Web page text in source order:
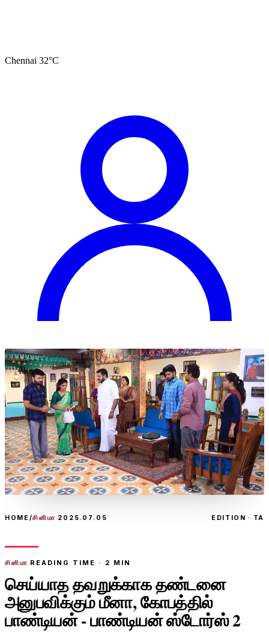
Chennai 32°C
HOME/சினிமா 2025.07.05 EDITION · TA
சினிமா READING TIME · 2 MIN
செய்யாத தவறுக்காக தண்டனை
அனுபவிக்கும் மீனா, கோபத்தில்
பாண்டியன் - பாண்டியன் ஸ்டோர்ஸ் 2